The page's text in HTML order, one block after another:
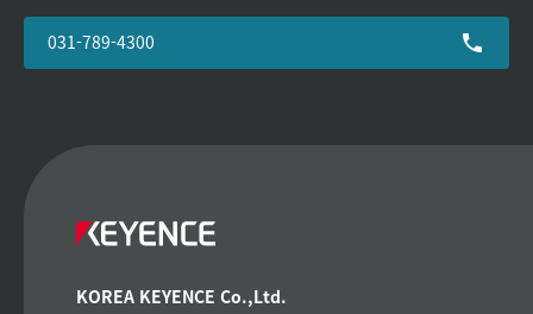
031-789-4300
KOREA KEYENCE Co.,Ltd.